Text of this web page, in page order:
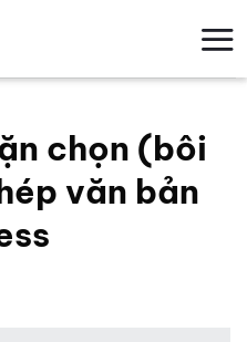
chọn (bôi
văn bản